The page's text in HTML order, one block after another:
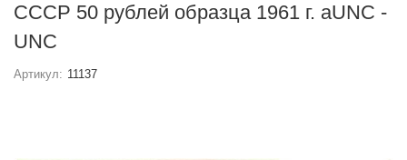
СССР 50 рублей образца 1961 г. аUNC -
UNC
Артикул: 11137